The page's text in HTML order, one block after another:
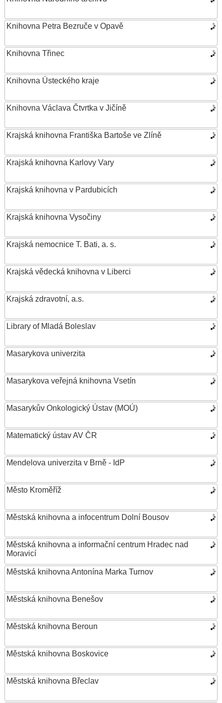
Knihovna Petra Bezruče v Opavě
Knihovna Třinec
Knihovna Ústeckého kraje
Knihovna Václava Čtvrtka v Jičíně
Krajská knihovna Františka Bartoše ve Zlíně
Krajská knihovna Karlovy Vary
Krajská knihovna v Pardubicích
Krajská knihovna Vysočiny
Krajská nemocnice T. Bati, a. s.
Krajská vědecká knihovna v Liberci
Krajská zdravotní, a.s.
Library of Mladá Boleslav
Masarykova univerzita
Masarykova veřejná knihovna Vsetín
Masarykův Onkologický Ústav (MOÚ)
Matematický ústav AV ČR
Mendelova univerzita v Brně - IdP
Město Kroměříž
Městská knihovna a infocentrum Dolní Bousov
Městská knihovna a informační centrum Hradec nad
Moravicí
Městská knihovna Antonína Marka Turnov
Městská knihovna Benešov
Městská knihovna Beroun
Městská knihovna Boskovice
Městská knihovna Břeclav